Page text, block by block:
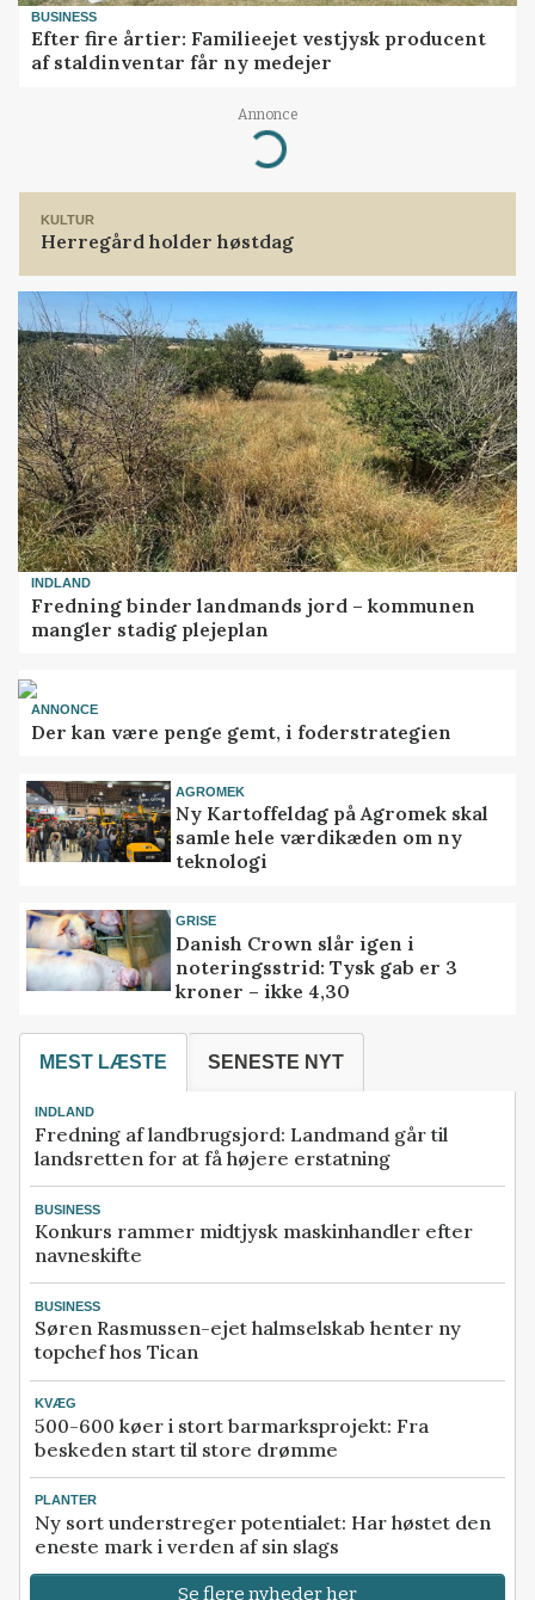
BUSINESS
Efter fire årtier: Familieejet vestjysk producent
af staldinventar får ny medejer
Annonce
Loading...
KULTUR
Herregård holder høstdag
INDLAND
Fredning binder landmands jord – kommunen
mangler stadig plejeplan
ANNONCE
Der kan være penge gemt, i foderstrategien
AGROMEK
Ny Kartoffeldag på Agromek skal
samle hele værdikæden om ny
teknologi
GRISE
Danish Crown slår igen i
noteringsstrid: Tysk gab er 3
kroner – ikke 4,30
MEST LÆSTE SENESTE NYT
INDLAND
Fredning af landbrugsjord: Landmand går til
landsretten for at få højere erstatning
BUSINESS
Konkurs rammer midtjysk maskinhandler efter
navneskifte
BUSINESS
Søren Rasmussen-ejet halmselskab henter ny
topchef hos Tican
KVÆG
500-600 køer i stort barmarksprojekt: Fra
beskeden start til store drømme
PLANTER
Ny sort understreger potentialet: Har høstet den
eneste mark i verden af sin slags
Se flere nyheder her